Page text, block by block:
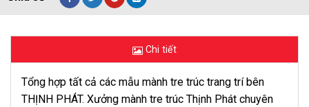
Chi tiết
Tổng hợp tất cả các mẫu mành tre trúc trang trí bên
THỊNH PHÁT. Xưởng mành tre trúc Thịnh Phát chuyên